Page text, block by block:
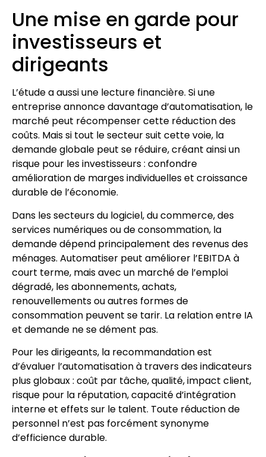
Une mise en garde pour
investisseurs et
dirigeants
L’étude a aussi une lecture financière. Si une
entreprise annonce davantage d’automatisation, le
marché peut récompenser cette réduction des
coûts. Mais si tout le secteur suit cette voie, la
demande globale peut se réduire, créant ainsi un
risque pour les investisseurs : confondre
amélioration de marges individuelles et croissance
durable de l’économie.
Dans les secteurs du logiciel, du commerce, des
services numériques ou de consommation, la
demande dépend principalement des revenus des
ménages. Automatiser peut améliorer l’EBITDA à
court terme, mais avec un marché de l’emploi
dégradé, les abonnements, achats,
renouvellements ou autres formes de
consommation peuvent se tarir. La relation entre IA
et demande ne se dément pas.
Pour les dirigeants, la recommandation est
d’évaluer l’automatisation à travers des indicateurs
plus globaux : coût par tâche, qualité, impact client,
risque pour la réputation, capacité d’intégration
interne et effets sur le talent. Toute réduction de
personnel n’est pas forcément synonyme
d’efficience durable.